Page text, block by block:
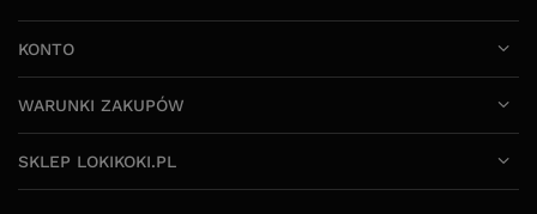
KONTO
WARUNKI ZAKUPÓW
SKLEP LOKIKOKI.PL